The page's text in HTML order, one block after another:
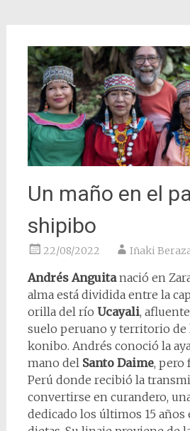
Un maño en el
shipibo
22/08/2022 Iñaki
Andrés Anguitanació en
alma está dividida entre la
orilla del río Ucayali,
suelo peruano y territorio
konibo. Andrés conoció la
mano del Santo Daime, pero
Perú donde recibió la
convertirse en curandero,
dedicado los últimos 15